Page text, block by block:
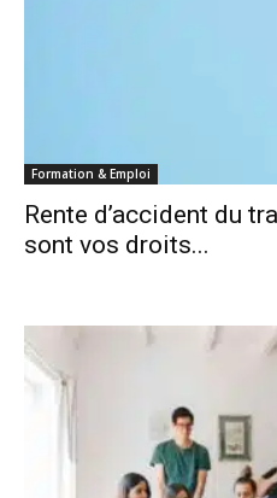
Formation & Emploi
Rente d’accident du
sont vos droits...